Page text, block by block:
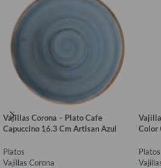
Vajillas Corona – Plato Cafe
Capuccino 16.3 Cm Artisan Azul
Platos
Vajillas Corona
Color
Platos